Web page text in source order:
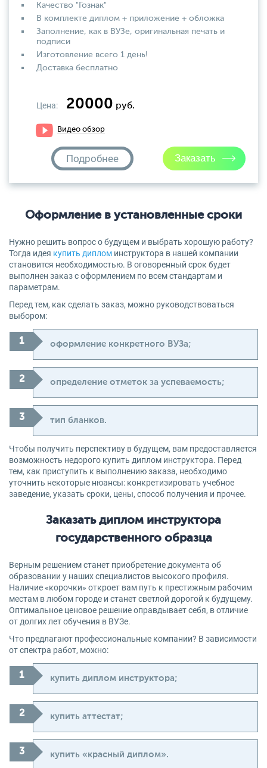
Качество "Гознак"
В комплекте диплом + приложение + обложка
Заполнение, как в ВУЗе, оригинальная печать и
подписи
Изготовление всего 1 день!
Доставка бесплатно
Цена: 20000 руб.
Видео обзор
Подробнее
Оформление в установленные сроки
Нужно решить вопрос о будущем и выбрать хорошую работу?
Тогда идея купить диплом инструктора в нашей компании
становится необходимостью. В оговоренный срок будет
выполнен заказ с оформлением по всем стандартам и
параметрам.
Перед тем, как сделать заказ, можно руководствоваться
выбором:
оформление конкретного ВУЗа;
определение отметок за успеваемость;
тип бланков.
Чтобы получить перспективу в будущем, вам предоставляется
возможность недорого купить диплом инструктора. Перед
тем, как приступить к выполнению заказа, необходимо
уточнить некоторые нюансы: конкретизировать учебное
заведение, указать сроки, цены, способ получения и прочее.
Заказать диплом инструктора
государственного образца
Верным решением станет приобретение документа об
образовании у наших специалистов высокого профиля.
Наличие «корочки» откроет вам путь к престижным рабочим
местам в любом городе и станет светлой дорогой к будущему.
Оптимальное ценовое решение оправдывает себя, в отличие
от долгих лет обучения в ВУЗе.
Что предлагают профессиональные компании? В зависимости
от спектра работ, можно:
купить диплом инструктора;
купить аттестат;
купить «красный диплом».